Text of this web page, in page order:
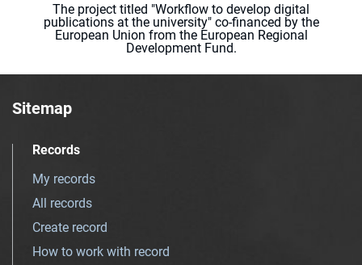
The project titled "Workflow to develop digital
publications at the university" co-financed by the
European Union from the European Regional
Development Fund.
Sitemap
Records
My records
All records
Create record
How to work with record